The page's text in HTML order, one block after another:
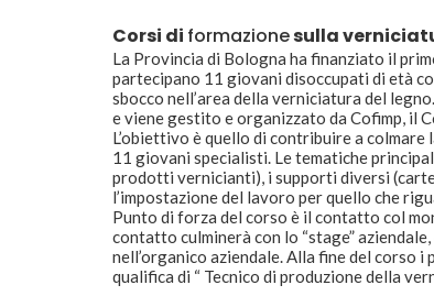
Corsi di formazionesulla
La Provincia di Bologna ha finanziato il
partecipano 11 giovani disoccupati di età
sbocco nell’area della verniciatura del
e viene gestito e organizzato da Cofimp, il
L’obiettivo è quello di contribuire a
11 giovani specialisti. Le tematiche
prodotti vernicianti), i supporti diversi
l’impostazione del lavoro per quello che
Punto di forza del corso è il contatto col
contatto culminerà con lo “stage”
nell’organico aziendale. Alla fine del corso
qualifica di “ Tecnico di produzione della